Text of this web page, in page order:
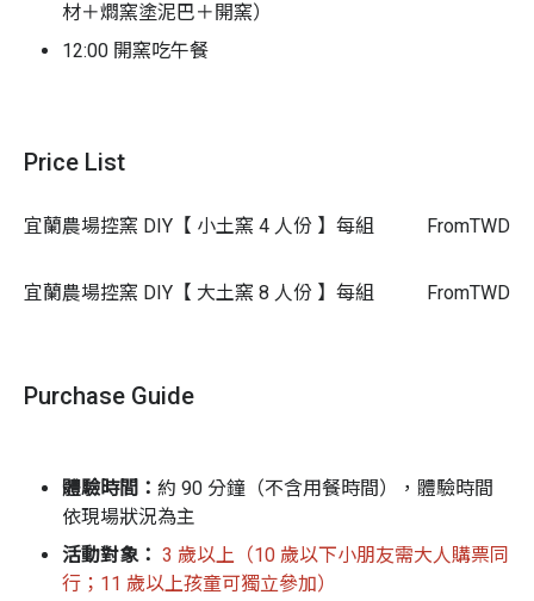
材＋燜窯塗泥巴＋開窯）
12:00 開窯吃午餐
Price List
宜蘭農場控窯 DIY【 小土窯 4 人份 】每組 FromTWD
宜蘭農場控窯 DIY【 大土窯 8 人份 】每組 FromTWD
Purchase Guide
體驗時間： 約 90 分鐘（不含用餐時間）， 體驗時間
依現場狀況為主
活動對象： 3 歲以上（10 歲以下小朋友需大人購票同
行；11 歲以上孩童可獨立參加）